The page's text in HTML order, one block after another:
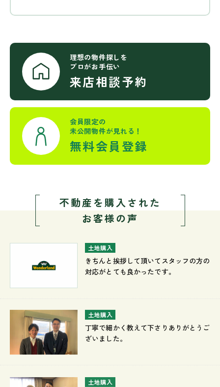
理想の物件探しを
プロがお手伝い
来店相談予約
会員限定の
未公開物件が見れる！
無料会員登録
不動産を購入された
お客様の声
土地購入
きちんと挨拶して頂いてスタッフの方の
対応がとても良かったです。
土地購入
丁寧で細かく教えて下さりありがとうご
ざいました。
土地購入